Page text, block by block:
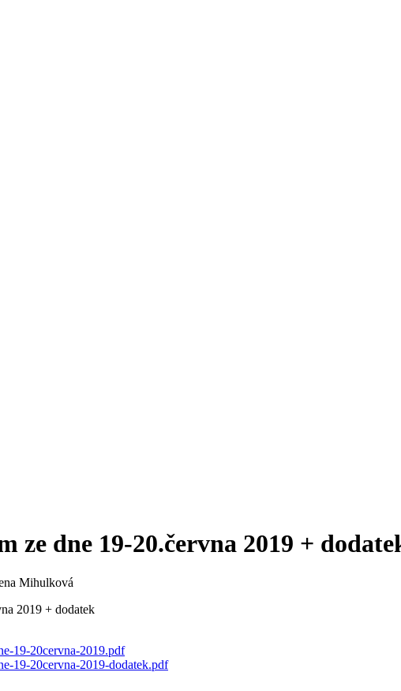
ze dne 19-20.června 2019 +
Mihulková
2019 + dodatek
19-20cervna-2019.pdf
19-20cervna-2019-dodatek.pdf